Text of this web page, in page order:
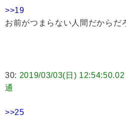
>>19
お前がつまらない人間だからだ
30: 2019/03/03(日)
通
>>25